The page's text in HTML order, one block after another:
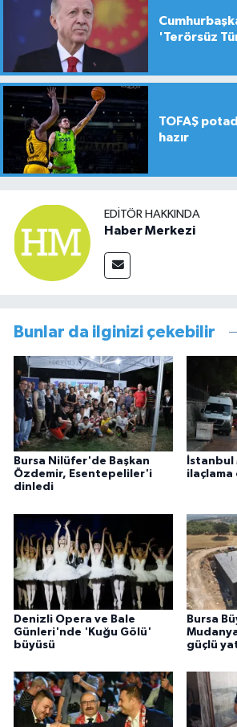
'Terörsüz
TOFAŞ
hazır
EDITÖR HAKKINDA
Haber Merkezi
Bunlar da ilginizi çekebilir
Bursa Nilüfer'de Başkan
Özdemir, Esentepeliler'i
dinledi
ilaçlama
Denizli Opera ve Bale
Günleri'nde 'Kuğu Gölü'
büyüsü
Bursa
güçlü